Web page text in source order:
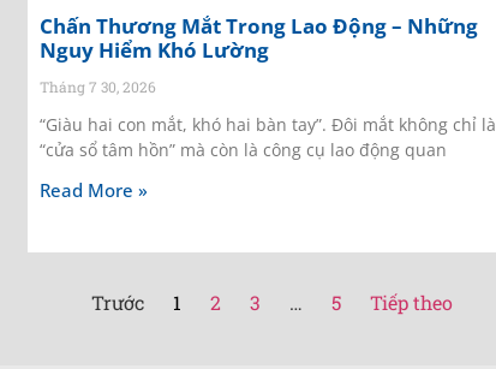
Chấn Thương Mắt Trong Lao Động – Những
Nguy Hiểm Khó Lường
Tháng 7 30, 2026
“Giàu hai con mắt, khó hai bàn tay”. Đôi mắt không chỉ là
“cửa sổ tâm hồn” mà còn là công cụ lao động quan
Read More »
Trước 1 2 3 … 5 Tiếp theo